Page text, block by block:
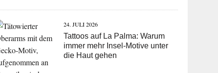
24. JULI 2026
Tattoos auf La Palma: Warum
immer mehr Insel-Motive unter
die Haut gehen